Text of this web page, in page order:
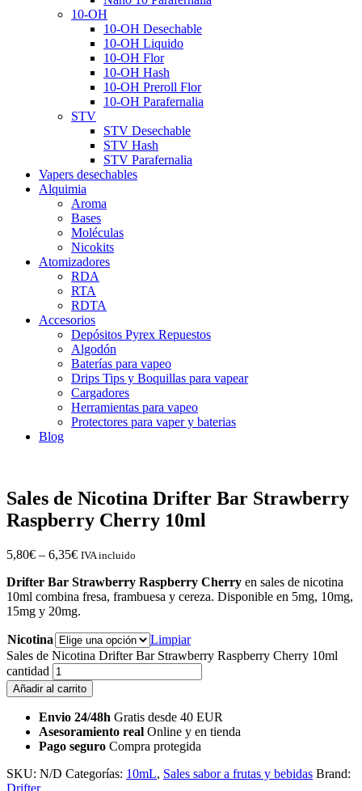
10-OH
10-OH Desechable
10-OH Liquido
10-OH Flor
10-OH Hash
10-OH Preroll Flor
10-OH Parafernalia
STV
STV Desechable
STV Hash
STV Parafernalia
Vapers desechables
Alquimia
Aroma
Bases
Moléculas
Nicokits
Atomizadores
RDA
RTA
RDTA
Accesorios
Depósitos Pyrex Repuestos
Algodón
Baterías para vapeo
Drips Tips y Boquillas para vapear
Cargadores
Herramientas para vapeo
Protectores para vaper y baterias
Blog
Sales de Nicotina Drifter Bar Strawberry
Raspberry Cherry 10ml
5,80€ – 6,35€ IVA incluido
Drifter Bar Strawberry Raspberry Cherry en sales de nicotina
10ml combina fresa, frambuesa y cereza. Disponible en 5mg, 10mg,
15mg y 20mg.
Nicotina
Limpiar
Sales de Nicotina Drifter Bar Strawberry Raspberry Cherry 10ml
cantidad
Añadir al carrito
Envio 24/48h Gratis desde 40 EUR
Asesoramiento real Online y en tienda
Pago seguro Compra protegida
SKU: N/D Categorías: 10mL, Sales sabor a frutas y bebidas Brand:
Drifter